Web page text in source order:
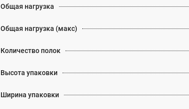
Общая нагрузка
Общая нагрузка (макс)
Количество полок
Высота упаковки
Ширина упаковки